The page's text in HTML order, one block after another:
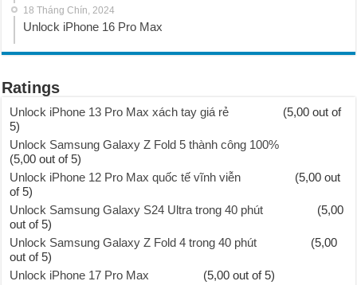
18 Tháng Chín, 2024
Unlock iPhone 16 Pro Max
Ratings
Unlock iPhone 13 Pro Max xách tay giá rẻ
(5,00 out of
5)
Unlock Samsung Galaxy Z Fold 5 thành công 100%
(5,00 out of 5)
Unlock iPhone 12 Pro Max quốc tế vĩnh viễn
(5,00 out
of 5)
Unlock Samsung Galaxy S24 Ultra trong 40 phút
(5,00
out of 5)
Unlock Samsung Galaxy Z Fold 4 trong 40 phút
(5,00
out of 5)
Unlock iPhone 17 Pro Max
(5,00 out of 5)